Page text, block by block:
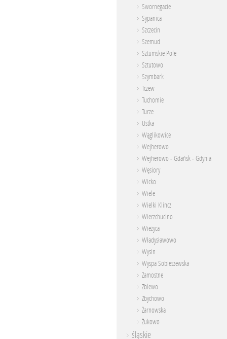
Swornegacie
Sypanica
Szczecin
Szemud
Sztumskie Pole
Sztutowo
Szymbark
Tczew
Tuchomie
Turze
Ustka
Wąglikowice
Wejherowo
Wejherowo - Gdańsk - Gdynia
Węsiory
Wicko
Wiele
Wielki Klincz
Wierzchucino
Wieżyca
Władysławowo
Wysin
Wyspa Sobieszewska
Zamostne
Zblewo
Zbychowo
Żarnowska
Żukowo
śląskie